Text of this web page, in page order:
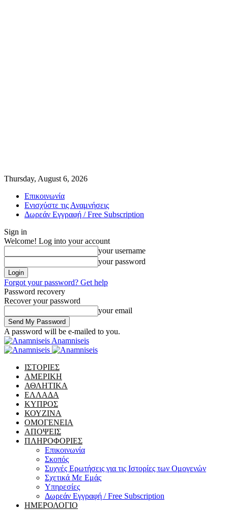
Thursday, August 6, 2026
Επικοινωνία
Ενισχύστε τις Αναμνήσεις
Δωρεάν Εγγραφή / Free Subscription
Sign in
Welcome! Log into your account
your username
your password
Forgot your password? Get help
Password recovery
Recover your password
your email
A password will be e-mailed to you.
Anamniseis
ΙΣΤΟΡΙΕΣ
ΑΜΕΡΙΚΗ
ΑΘΛΗΤΙΚΑ
ΕΛΛΑΔΑ
ΚΥΠΡΟΣ
ΚΟΥΖΙΝΑ
ΟΜΟΓΕΝΕΙΑ
ΑΠΟΨΕΙΣ
ΠΛΗΡΟΦΟΡΙΕΣ
Επικοινωνία
Σκοπός
Συχνές Ερωτήσεις για τις Ιστορίες των Ομογενών
Σχετικά Με Εμάς
Υπηρεσίες
Δωρεάν Εγγραφή / Free Subscription
ΗΜΕΡΟΛΟΓΙΟ